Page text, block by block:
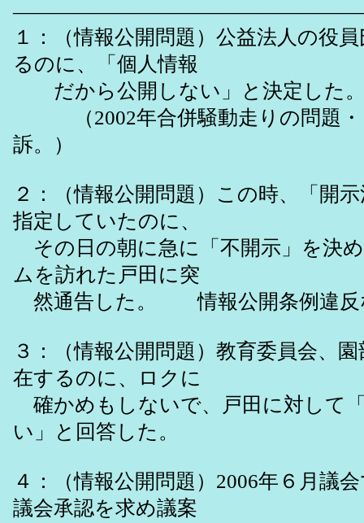
１：（情報公開問題）公益法人の役
るのに、「個人情報
だから公開しない」と決定した
（2002年合併騒動走りの問題・
訴。）
２：（情報公開問題）この時、「開
指定していたのに、
その日の朝に急に「不開示」を決
ムを訪れた戸田に突
然通告した。 情報公開条例違反
３：（情報公開問題）教育委員会、
在するのに、ロクに
確かめもしないで、戸田に対して
い」と回答した。
４：（情報公開問題）2006年６月議
議会承認を求め議案